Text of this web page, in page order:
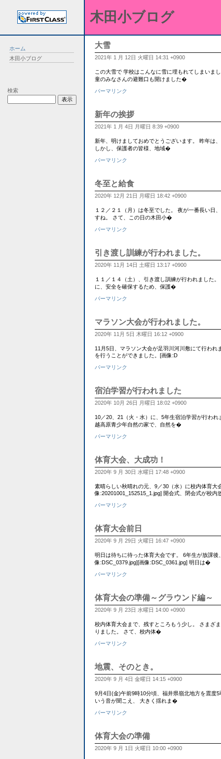
ホーム
木田小ブログ
検索
木田小ブログ
大雪
2021年 1 月 12日 火曜日 14:31 +0900
この大雪で 学校はこんなに雪に埋もれてしまいま
童のみなさんの避難口も開けました�
パーマリンク
新年の挨拶
2021年 1 月 4日 月曜日 8:39 +0900
新年、明けましておめでとうございます。 昨年は
しかし、保護者の皆様、地域�
パーマリンク
冬至と給食
2020年 12月 21日 月曜日 18:42 +0900
１２／２１（月）は冬至でした。 夜が一番長い日
すね。 さて、この日の木田小�
パーマリンク
引き渡し訓練が行われました。
2020年 11月 14日 土曜日 13:17 +0900
１１／１４（土）、引き渡し訓練が行われました
に、安全を確保するため、保護�
パーマリンク
マラソン大会が行われました。
2020年 11月 5日 木曜日 16:12 +0900
11月5日、マラソン大会が足羽川河川敷にて行わ
を行うことができました。[画像:D
パーマリンク
宿泊学習が行われました
2020年 10月 26日 月曜日 18:02 +0900
10／20、21（火・水）に、5年生宿泊学習が行わ
越高原青少年自然の家で、自然を�
パーマリンク
体育大会、大成功！
2020年 9 月 30日 水曜日 17:48 +0900
素晴らしい秋晴れの元、9／30（水）に校内体育
像:20201001_152515_1.jpg] 開会式、閉会式が校内
パーマリンク
体育大会前日
2020年 9 月 29日 火曜日 16:47 +0900
明日は待ちに待った体育大会です。 6年生が放課
像:DSC_0379.jpg][画像:DSC_0361.jpg] 明日は�
パーマリンク
体育大会の準備～グラウンド編～
2020年 9 月 23日 水曜日 14:00 +0900
校内体育大会まで、残すところもう少し。 さまざ
りました。 さて、校内体�
パーマリンク
地震、そのとき。
2020年 9 月 4日 金曜日 14:15 +0900
9月4日(金)午前9時10分頃、福井県嶺北地方を震度
いう音が聞こえ、 大きく揺れま�
パーマリンク
体育大会の準備
2020年 9 月 1日 火曜日 10:00 +0900